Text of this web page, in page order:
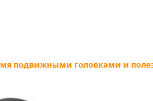
подвижными головками и